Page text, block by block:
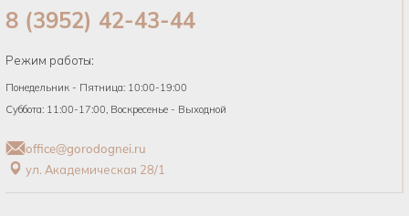
8 (3952) 42-43-44
Режим работы:
Понедельник - Пятница: 10:00-19:00
Суббота: 11:00-17:00, Воскресенье - Выходной
office@gorodognei.ru
ул. Академическая 28/1